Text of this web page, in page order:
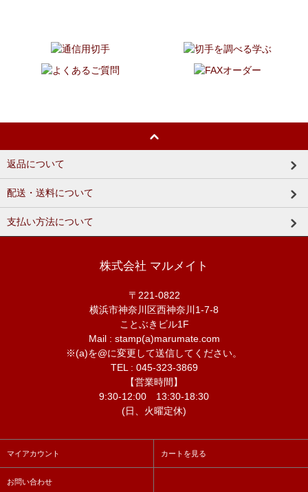
返品について
配送・送料について
支払い方法について
株式会社 マルメイト
〒221-0822
横浜市神奈川区西神奈川1-7-8
ことぶきビル1F
Mail : stamp(a)marumate.com
※(a)を@に変更して送信してください。
TEL : 045-323-3869
【営業時間】
9:30-12:00 13:30-18:30
(日、火曜定休)
マイアカウント カートを見る
お問い合わせ